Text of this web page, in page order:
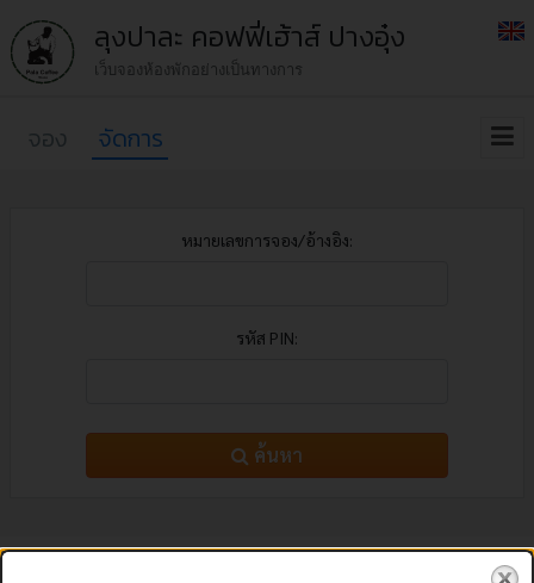
ลุงปาละ คอฟฟี่เฮ้าส์ ปางอุ๋ง
เว็บจองห้องพักอย่างเป็นทางการ
จอง จัดการ
หมายเลขการจอง/อ้างอิง:
รหัส PIN:
ค้นหา